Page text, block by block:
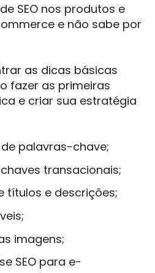
SEO nos produtos e
e não sabe por
as dicas básicas
fazer as primeiras
e criar sua estratégia
palavras-chave;
transacionais;
títulos e descrições;
imagens;
SEO para e-